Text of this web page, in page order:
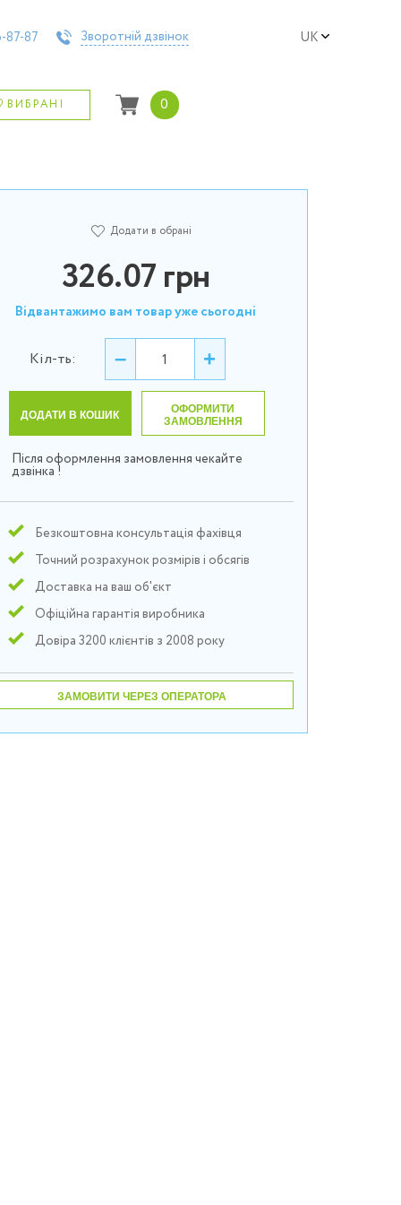
87-87 Зворотній дзвінок UK
ВИБРАНІ 0
Додати в обрані
326.07грн
Відвантажимо вам товар уже сьогодні
Кіл-ть: – +
ДОДАТИ В КОШИК
ОФОРМИТИ
ЗАМОВЛЕННЯ
Після оформлення замовлення чекайте
дзвінка !
Безкоштовна консультація фахівця
Точний розрахунок розмірів і обсягів
Доставка на ваш об'єкт
Офіційна гарантія виробника
Довіра 3200 клієнтів з 2008 року
ЗАМОВИТИ ЧЕРЕЗ ОПЕРАТОРА